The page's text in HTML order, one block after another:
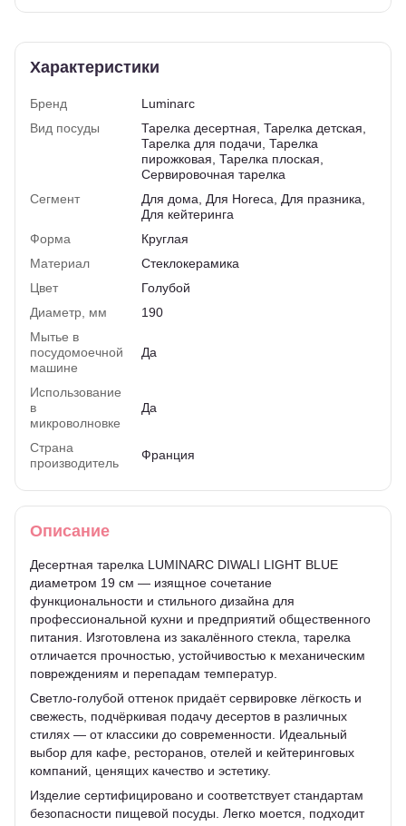
Характеристики
Бренд
Luminarc
Вид посуды
Тарелка десертная, Тарелка детская,
Тарелка для подачи, Тарелка
пирожковая, Тарелка плоская,
Сервировочная тарелка
Сегмент
Для дома, Для Horeca, Для празника,
Для кейтеринга
Форма
Круглая
Материал
Стеклокерамика
Цвет
Голубой
Диаметр, мм
190
Мытье в
посудомоечной
машине
Да
Использование
в
микроволновке
Да
Страна
производитель
Франция
Описание
Десертная тарелка LUMINARC DIWALI LIGHT BLUE
диаметром 19 см — изящное сочетание
функциональности и стильного дизайна для
профессиональной кухни и предприятий общественного
питания. Изготовлена из закалённого стекла, тарелка
отличается прочностью, устойчивостью к механическим
повреждениям и перепадам температур.
Светло-голубой оттенок придаёт сервировке лёгкость и
свежесть, подчёркивая подачу десертов в различных
стилях — от классики до современности. Идеальный
выбор для кафе, ресторанов, отелей и кейтеринговых
компаний, ценящих качество и эстетику.
Изделие сертифицировано и соответствует стандартам
безопасности пищевой посуды. Легко моется, подходит